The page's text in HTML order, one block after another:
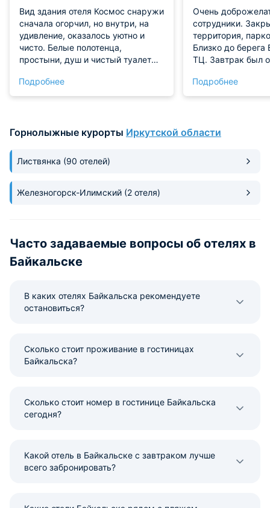
Вид здания отеля Космос снаружи
сначала огорчил, но внутри, на
удивление, оказалось уютно и
чисто. Белые полотенца,
простыни, душ и чистый туалет
путешественников. Завтрак в
виде кофе, свежеприготовленной
Подробнее
Очень
сотрудники.
территория,
Близко до
ТЦ. Завтрак был
остановиться в
Байкальска, мы
Подробнее
Горнолыжные курорты Иркутской области
Листвянка (90 отелей)
Железногорск-Илимский (2 отеля)
Часто задаваемые вопросы об отелях в
Байкальске
В каких отелях Байкальска рекомендуете
остановиться?
Сколько стоит проживание в гостиницах
Байкальска?
Сколько стоит номер в гостинице Байкальска
сегодня?
Какой отель в Байкальске с завтраком лучше
всего забронировать?